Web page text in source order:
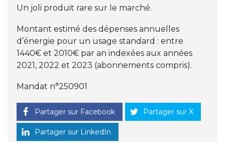
Un joli produit rare sur le marché.
Montant estimé des dépenses annuelles
d’énergie pour un usage standard : entre
1440€ et 2010€ par an indexées aux années
2021, 2022 et 2023 (abonnements compris).
Mandat n°250901
Partager sur Facebook Partager sur X
Partager sur LinkedIn